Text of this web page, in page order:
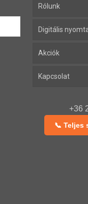
Rólunk
Digitális
Akciók
Kapcsolat
+36
📞 Teljes